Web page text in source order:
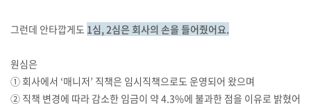
그런데 안타깝게도 1심, 2심은 회사의 손을 들어줬어요.
원심은
① 회사에서 ‘매니저’ 직책은 임시직책으로도 운영되어 왔으며
② 직책 변경에 따라 감소한 임금이 약 4.3%에 불과한 점을 이유로 밝혔어